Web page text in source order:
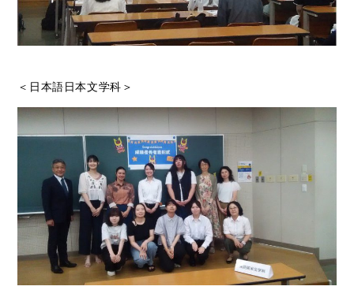
＜日本語日本文学科＞